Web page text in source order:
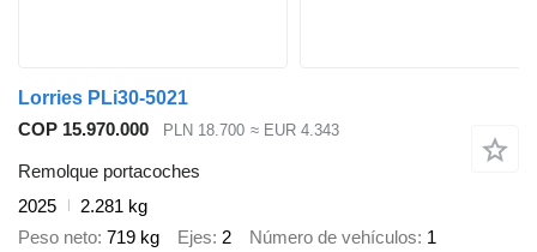
Lorries PLi30-5021
COP 15.970.000
PLN 18.700 ≈ EUR 4.343
Remolque portacoches
2025
2.281 kg
Peso neto 719 kg Ejes 2 Número de vehículos 1